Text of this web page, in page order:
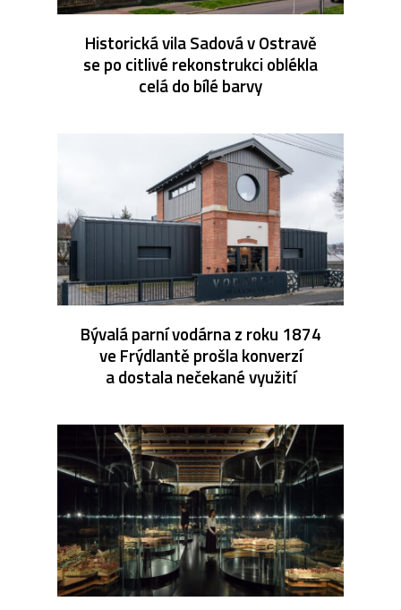
Historická vila Sadová v Ostravě
se po citlivé rekonstrukci oblékla
celá do bílé barvy
Bývalá parní vodárna z roku 1874
ve Frýdlantě prošla konverzí
a dostala nečekané využití